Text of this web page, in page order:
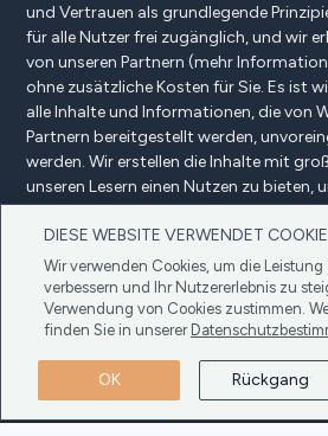
DIESE WEBSITE VERWENDET
Wir verwenden Cookies, um die Leistung
verbessern und Ihr Nutzererlebnis zu
Verwendung von Cookies zustimmen.
finden Sie in unserer
OK Rückgang
und Vertrauen als grundlegende
für alle Nutzer frei zugänglich, und wir
von unseren Partnern (mehr
ohne zusätzliche Kosten für Sie. Es ist
alle Inhalte und Informationen, die von
Partnern bereitgestellt werden,
werden. Wir erstellen die Inhalte mit
unseren Lesern einen Nutzen zu bieten,
wichtig ist, sie werden nicht durch
mit unseren Partnern beeinflusst.
Offenlegung der
Bedingungen und